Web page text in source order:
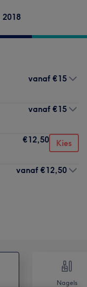
2018
vanaf €15
vanaf €15
€12,50 Kies
vanaf €12,50
Nagels